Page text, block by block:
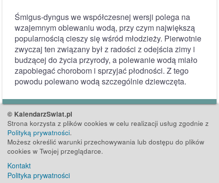
Śmigus-dyngus we współczesnej wersji polega na
wzajemnym oblewaniu wodą, przy czym największą
popularnością cieszy się wśród młodzieży. Pierwotnie
zwyczaj ten związany był z radości z odejścia zimy i
budzącej do życia przyrody, a polewanie wodą miało
zapobiegać chorobom i sprzyjać płodności. Z tego
powodu polewano wodą szczególnie dziewczęta.
© KalendarzSwiat.pl
Strona korzysta z plików cookies w celu realizacji usług zgodnie z
Polityką prywatności.
Możesz określić warunki przechowywania lub dostępu do plików
cookies w Twojej przeglądarce.
Kontakt
Polityka prywatności